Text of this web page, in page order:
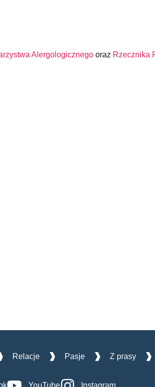
Alergologicznego oraz Rzecznika
Relacje Pasje Z prasy